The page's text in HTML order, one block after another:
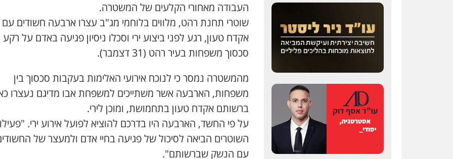
0507913332
עו"ד איהאב ג'לג'ולי
0505216700
עו"ד שלומי שרון
פלילי צבאי מעצרים
העבודה מאחורי הקלעים של המשטרה.
שוטרי תחנת רהט, מלווים בלוחמי מג"ב עצרו ארבעה חשודים עם
אקדח טעון, רגע לפני ביצוע ירי וסכלו ניסיון פגיעה באדם על רקע
סכסוך משפחות בעיר רהט (31 דצמבר).
מהמשטרה נמסר כי לנוכח אירועי האלימות בעקבות סכסוך בין
משפחות, הארבעה אשר משתייכים למשפחת אבו מדיגם נעצרו
ברשותם אקדח טעון בתחמושת, ומוכן לירי.
על פי החשד, הארבעה היו בדרכם להוציא לפועל אירוע ירי.
השוטרים הביאה לסיכול של פגיעה בחיי אדם ולמעצר של
עם הנשק שברשותם".